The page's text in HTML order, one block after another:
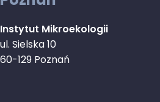
Instytut Mikroekologii
ul. Sielska 10
60-129 Poznań